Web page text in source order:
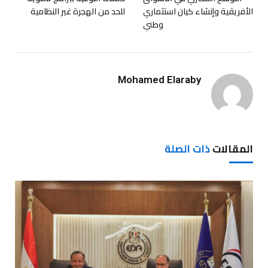
الأفريقية وإنشاء كيان استثماري
وطني
للحد من الهجرة غير النظامية
Mohamed Elaraby
المقالاتذات الصلة